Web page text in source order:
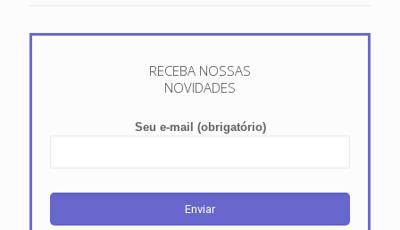
RECEBA NOSSAS
NOVIDADES
Seu e-mail (obrigatório)